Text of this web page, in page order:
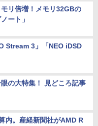
リ倍増！メモリ32GBの
ート」
Stream 3」「NEO iDSD
の大特集！ 見どころ記事
内。産経新聞社がAMD R